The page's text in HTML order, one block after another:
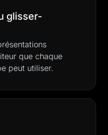
glisser-
que chaque
peut utiliser.